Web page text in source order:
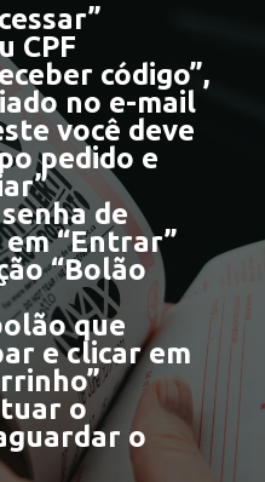
CPF
código”,
no e-mail
você deve
pedido e
de
em “Entrar”
“Bolão
que
e clicar em
o
o